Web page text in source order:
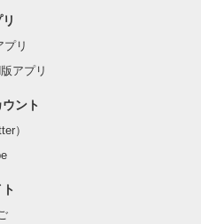
プリ
アプリ
ント
）